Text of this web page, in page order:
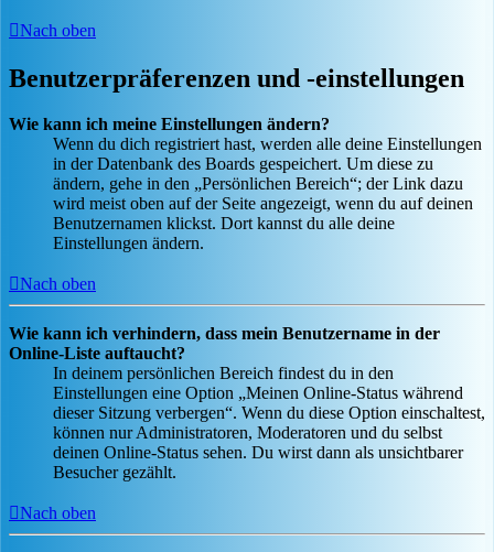
Nach oben
Benutzerpräferenzen und -einstellungen
Wie kann ich meine Einstellungen ändern?
Wenn du dich registriert hast, werden alle deine Einstellungen
in der Datenbank des Boards gespeichert. Um diese zu
ändern, gehe in den „Persönlichen Bereich“; der Link dazu
wird meist oben auf der Seite angezeigt, wenn du auf deinen
Benutzernamen klickst. Dort kannst du alle deine
Einstellungen ändern.
Nach oben
Wie kann ich verhindern, dass mein Benutzername in der
Online-Liste auftaucht?
In deinem persönlichen Bereich findest du in den
Einstellungen eine Option „Meinen Online-Status während
dieser Sitzung verbergen“. Wenn du diese Option einschaltest,
können nur Administratoren, Moderatoren und du selbst
deinen Online-Status sehen. Du wirst dann als unsichtbarer
Besucher gezählt.
Nach oben